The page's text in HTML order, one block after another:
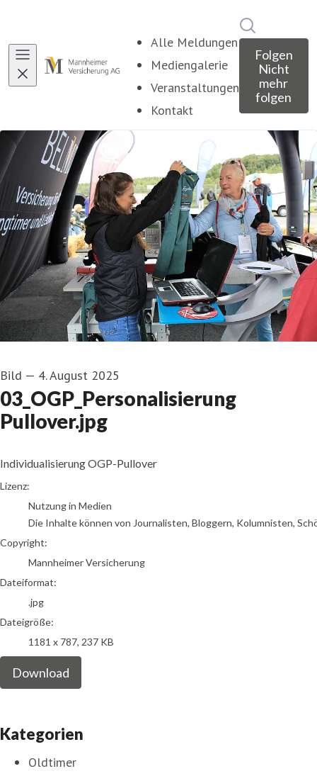
Alle Meldungen
Mediengalerie
Veranstaltungen
Kontakt
Folgen
Nicht
mehr
folgen
Bild — 4. August 2025
03_OGP_Personalisierung
Pullover.jpg
Individualisierung OGP-Pullover
go to media item
Lizenz:
Nutzung in Medien
Die Inhalte können von Journalisten, Bloggern, Kolumnisten,
Copyright:
Mannheimer Versicherung
Dateiformat:
.jpg
Dateigröße:
1181 x 787, 237 KB
Download
Kategorien
Oldtimer